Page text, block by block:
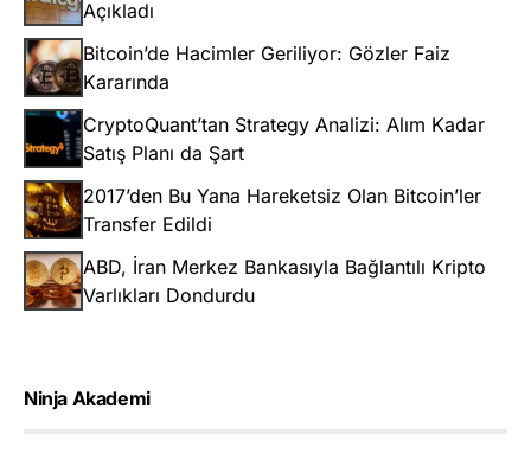
Açıkladı
Bitcoin’de Hacimler Geriliyor: Gözler Faiz
Kararında
CryptoQuant’tan Strategy Analizi: Alım Kadar
Satış Planı da Şart
2017’den Bu Yana Hareketsiz Olan Bitcoin’ler
Transfer Edildi
ABD, İran Merkez Bankasıyla Bağlantılı Kripto
Varlıkları Dondurdu
Ninja Akademi